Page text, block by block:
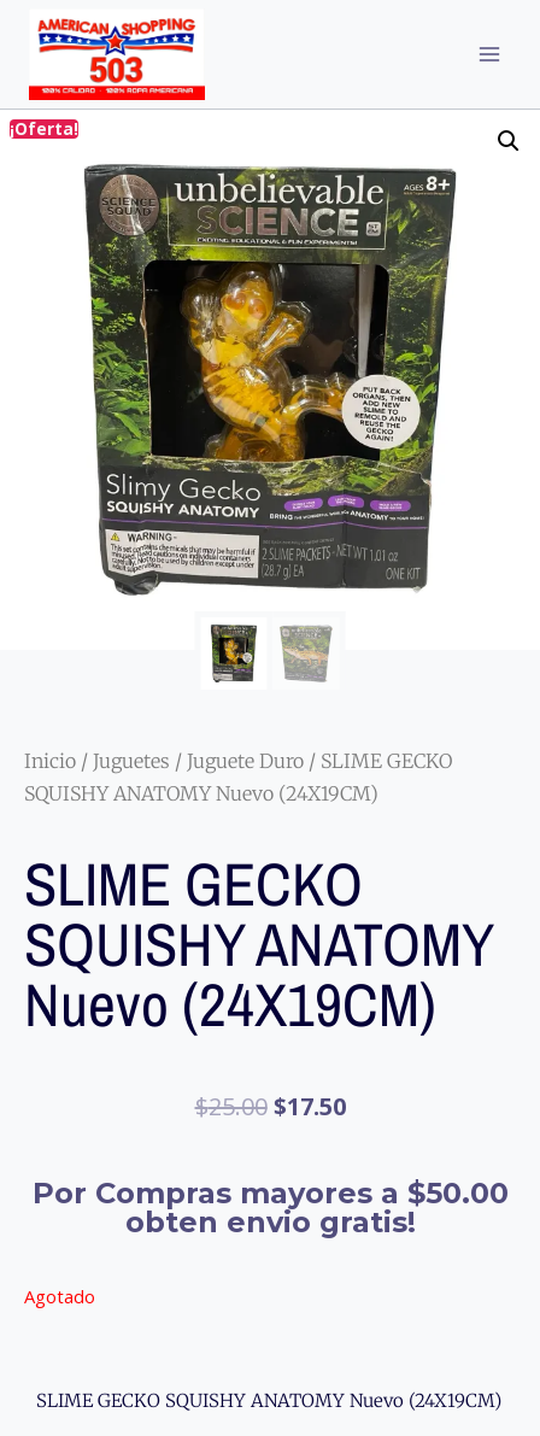
¡Oferta!
Inicio / Juguetes / Juguete Duro / SLIME GECKO
SQUISHY ANATOMY Nuevo (24X19CM)
SLIME GECKO
SQUISHY ANATOMY
Nuevo (24X19CM)
$25.00 $17.50
Por Compras mayores a $50.00
obten envio gratis!
Agotado
SLIME GECKO SQUISHY ANATOMY Nuevo (24X19CM)